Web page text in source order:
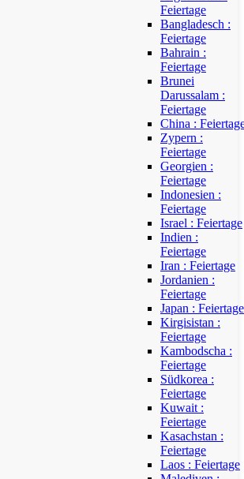
Feiertage
Bangladesch :
Feiertage
Bahrain :
Feiertage
Brunei
Darussalam :
Feiertage
China :
Zypern :
Feiertage
Georgien :
Feiertage
Indonesien :
Feiertage
Israel : Feiertage
Indien :
Feiertage
Iran : Feiertage
Jordanien :
Feiertage
Japan : Feiertage
Kirgisistan :
Feiertage
Kambodscha :
Feiertage
Südkorea :
Feiertage
Kuwait :
Feiertage
Kasachstan :
Feiertage
Laos : Feiertage